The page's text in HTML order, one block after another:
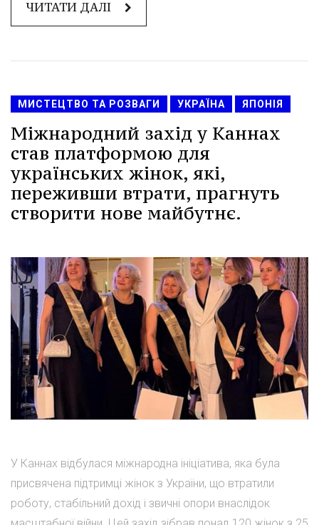
ЧИТАТИ ДАЛІ
МИСТЕЦТВО ТА РОЗВАГИ УКРАЇНА ЯПОНІЯ
Міжнародний захід у Каннах
став платформою для
українських жінок, які,
переживши втрати, прагнуть
створити нове майбутнє.
У Каннах відбулася міжнародна ініціатива, яка була
присвячена підтримці жінок з України, що втратили
роботу, стабільний дохід і звичні опори внаслідок